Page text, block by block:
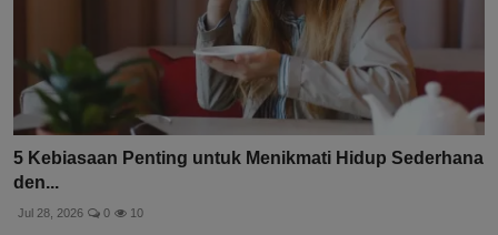
5 Kebiasaan Penting untuk Menikmati Hidup Sederhana
den...
Jul 28, 2026 0 10